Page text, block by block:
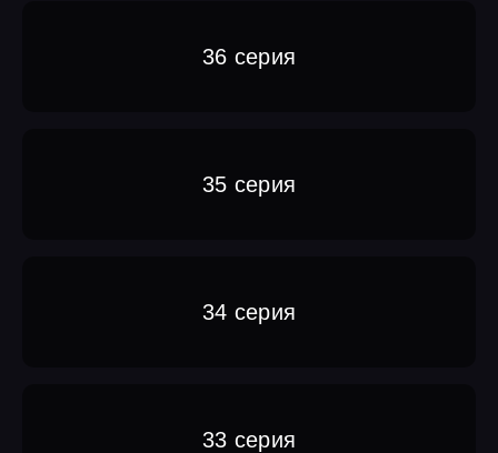
36 серия
35 серия
34 серия
33 серия